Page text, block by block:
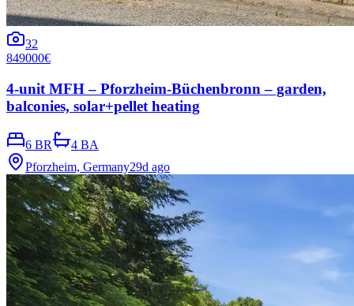
32
849000€
4-unit MFH – Pforzheim-Büchenbronn – garden,
balconies, solar+pellet heating
6 BR
4 BA
Pforzheim, Germany29d ago